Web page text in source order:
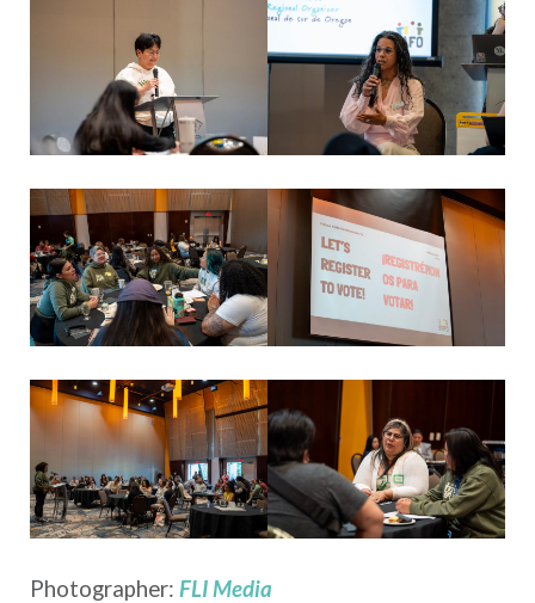
Photographer: FLI Media